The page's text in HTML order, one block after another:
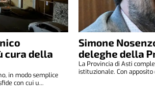
cura della
in modo semplice
con cui u...
Simone
deleghe della
La Provincia di Asti
istituzionale. Con